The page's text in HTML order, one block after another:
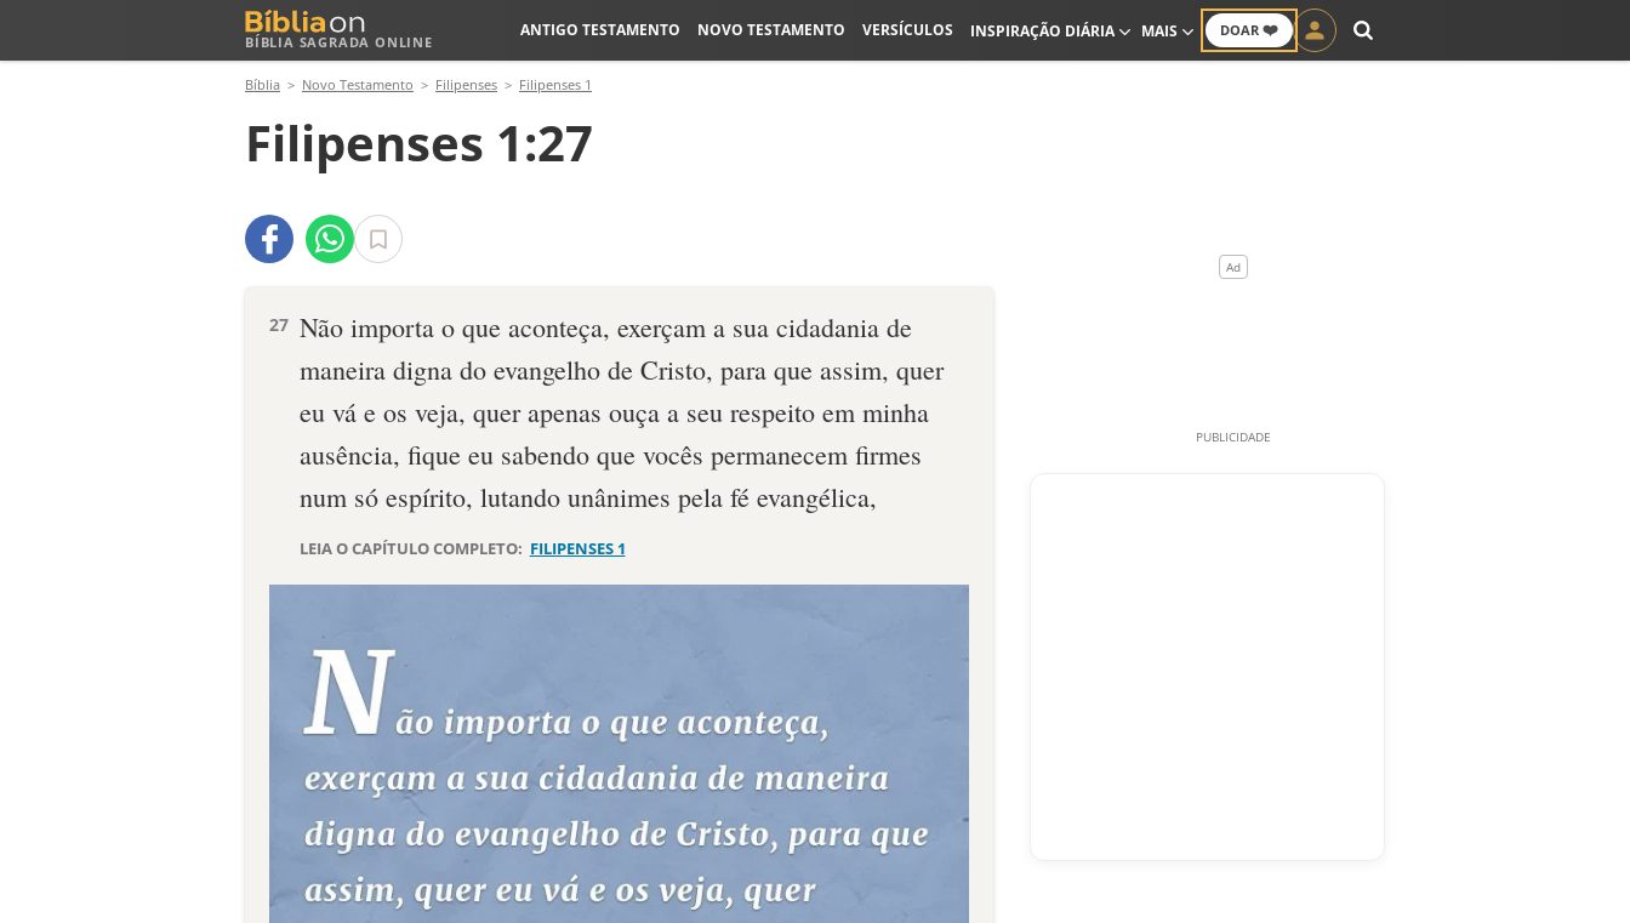
BÍBLIA SAGRADA ONLINE
DOAR ❤️
ANTIGO TESTAMENTO NOVO TESTAMENTO VERSÍCULOS INSPIRAÇÃO DIÁRIA MAIS
Bíblia Novo Testamento Filipenses Filipenses 1
Filipenses 1:27
27 Não importa o que aconteça, exerçam a sua cidadania de
maneira digna do evangelho de Cristo, para que assim, quer
eu vá e os veja, quer apenas ouça a seu respeito em minha
ausência, fique eu sabendo que vocês permanecem firmes
num só espírito, lutando unânimes pela fé evangélica,
LEIA O CAPÍTULO COMPLETO: FILIPENSES 1